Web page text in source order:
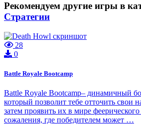
Рекомендуем другие игры в
Стратегии
28
0
Battle Royale Bootcamp
Battle Royale Bootcamp– динамичный
который позволит тебе отточить свои
затем проявить их в мире феерического
сожаления, где победителем может …